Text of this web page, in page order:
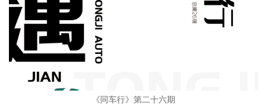
《同车行》第二十六期